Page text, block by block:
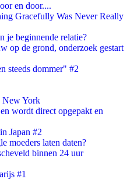
en door....
Gracefully Was Never Really
je beginnende relatie?
op de grond, onderzoek gestart
steeds dommer" #2
New York
wordt direct opgepakt en
Japan #2
moeders laten daten?
binnen 24 uur
#1